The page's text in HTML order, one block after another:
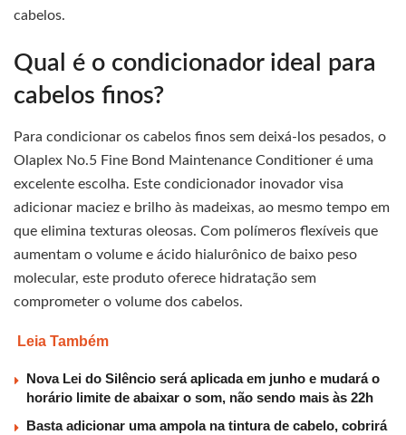
cabelos.
Qual é o condicionador ideal para
cabelos finos?
Para condicionar os cabelos finos sem deixá-los pesados, o
Olaplex No.5 Fine Bond Maintenance Conditioner é uma
excelente escolha. Este condicionador inovador visa
adicionar maciez e brilho às madeixas, ao mesmo tempo em
que elimina texturas oleosas. Com polímeros flexíveis que
aumentam o volume e ácido hialurônico de baixo peso
molecular, este produto oferece hidratação sem
comprometer o volume dos cabelos.
Leia Também
Nova Lei do Silêncio será aplicada em junho e mudará o
horário limite de abaixar o som, não sendo mais às 22h
Basta adicionar uma ampola na tintura de cabelo, cobrirá